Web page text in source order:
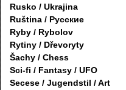
Rusko / Ukrajina
Ruština / Русские
Ryby / Rybolov
Rytiny / Dřevoryty
Šachy / Chess
Sci-fi / Fantasy / UFO
Secese / Jugendstil / Art